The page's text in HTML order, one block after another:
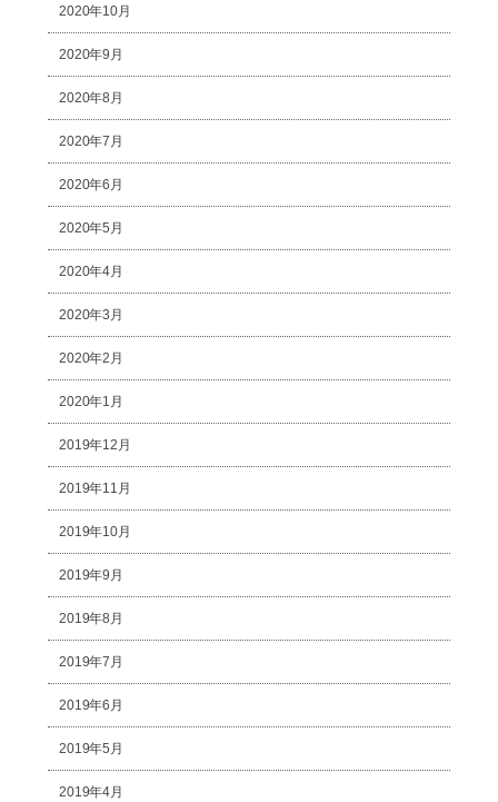
2020年10月
2020年9月
2020年8月
2020年7月
2020年6月
2020年5月
2020年4月
2020年3月
2020年2月
2020年1月
2019年12月
2019年11月
2019年10月
2019年9月
2019年8月
2019年7月
2019年6月
2019年5月
2019年4月